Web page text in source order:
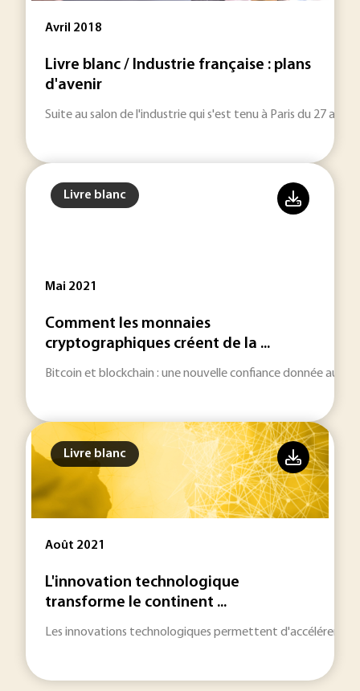
Avril 2018
Livre blanc / Industrie française : plans
d'avenir
Suite au salon de l'industrie qui s'est tenu à Paris du 27 au
Livre blanc
Mai 2021
Comment les monnaies
cryptographiques créent de la ...
Bitcoin et blockchain : une nouvelle confiance donnée aux
Livre blanc
Août 2021
L'innovation technologique
transforme le continent ...
Les innovations technologiques permettent d'accélérer le